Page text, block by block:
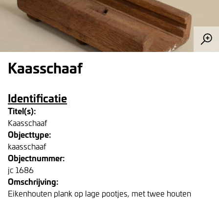
Kaasschaaf
Identificatie
Titel(s):
Kaasschaaf
Objecttype:
kaasschaaf
Objectnummer:
jc 1686
Omschrijving:
Eikenhouten plank op lage pootjes, met twee houten